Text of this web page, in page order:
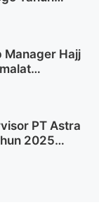
Manager Hajj
PT Astra
2025